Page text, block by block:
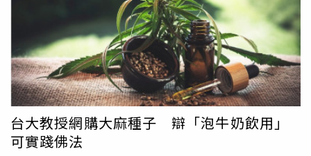
《拜金外科醫-Y(2020)》將於12月2日（三）晚間9點於
WAKUWAKU JAPAN播出，12月13日（日）晚間10點30分
重播；而被粉絲念念不忘、不斷敲碗希望有續篇的《王牌大
律師》，也將一口氣播出前兩季以及特別篇，12月3日
（四）每周一至五晚間9點播出，相關詳情可洽
WAKUWAKU JAPAN官方網站或臉書。
台大教授網購大麻種子 辯「泡牛奶飲用」
可實踐佛法